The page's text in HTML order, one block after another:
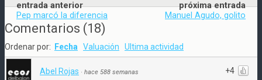
entrada anterior
Pep marcó la diferencia
próxima entrada
Manuel Agudo, golito
Comentarios (18)
Ordenar por: Fecha Valuación Ultima actividad
+4
Abel Rojas · hace 588 semanas